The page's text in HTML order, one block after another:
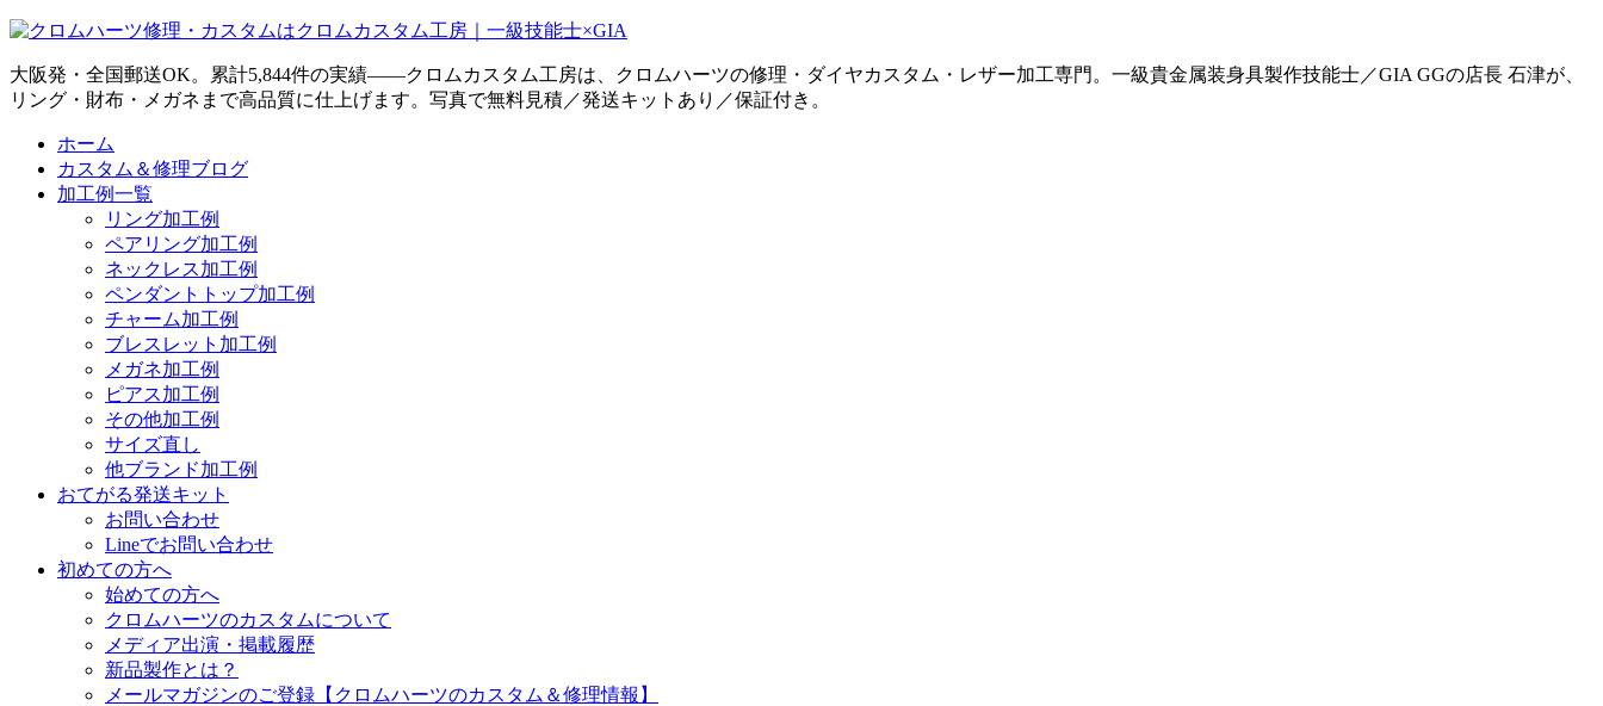
大阪発・全国郵送OK。累計5,844件の実績——クロムカスタム工房は、クロムハーツの修理・ダイヤカスタム・レザー加工専門。一級貴金属装身具製作技能士／GIA GGの店長 石津が、
リング・財布・メガネまで高品質に仕上げます。写真で無料見積／発送キットあり／保証付き。
ホーム
カスタム＆修理ブログ
加工例一覧
リング加工例
ペアリング加工例
ネックレス加工例
ペンダントトップ加工例
チャーム加工例
ブレスレット加工例
メガネ加工例
ピアス加工例
その他加工例
サイズ直し
他ブランド加工例
おてがる発送キット
お問い合わせ
Lineでお問い合わせ
初めての方へ
始めての方へ
クロムハーツのカスタムについて
メディア出演・掲載履歴
新品製作とは？
メールマガジンのご登録【クロムハーツのカスタム＆修理情報】